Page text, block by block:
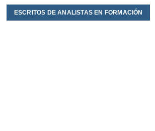
ESCRITOS DE ANALISTAS EN FORMACIÓN